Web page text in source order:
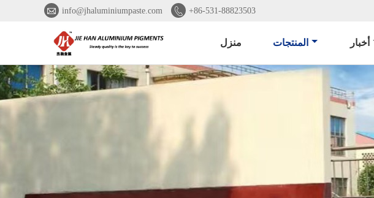
 info@jhaluminiumpaste.com  +86-531-88823503
منزل المنتجات أخبار